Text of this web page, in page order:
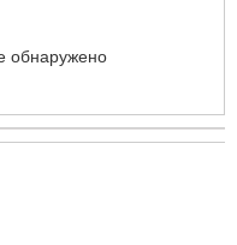
обнаружено